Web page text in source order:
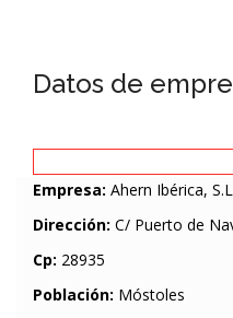
Datos de
Empresa: Ahern Ibérica,
Dirección: C/ Puerto de
Cp: 28935
Población: Móstoles